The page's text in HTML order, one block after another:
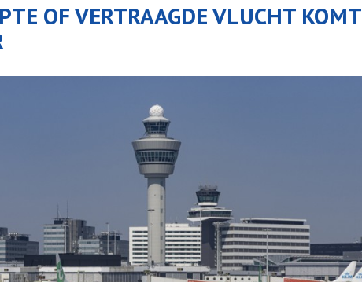
OF VERTRAAGDE VLUCHT KOMT